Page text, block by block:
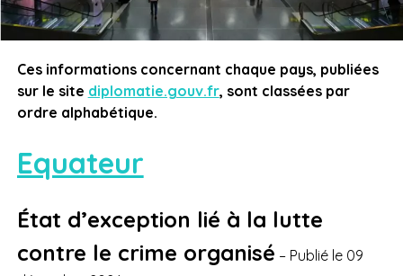
Ces informations concernant chaque pays, publiées
sur le site diplomatie.gouv.fr, sont classées par
ordre alphabétique.
Equateur
État d’exception lié à la lutte
contre le crime organisé – Publié le 09